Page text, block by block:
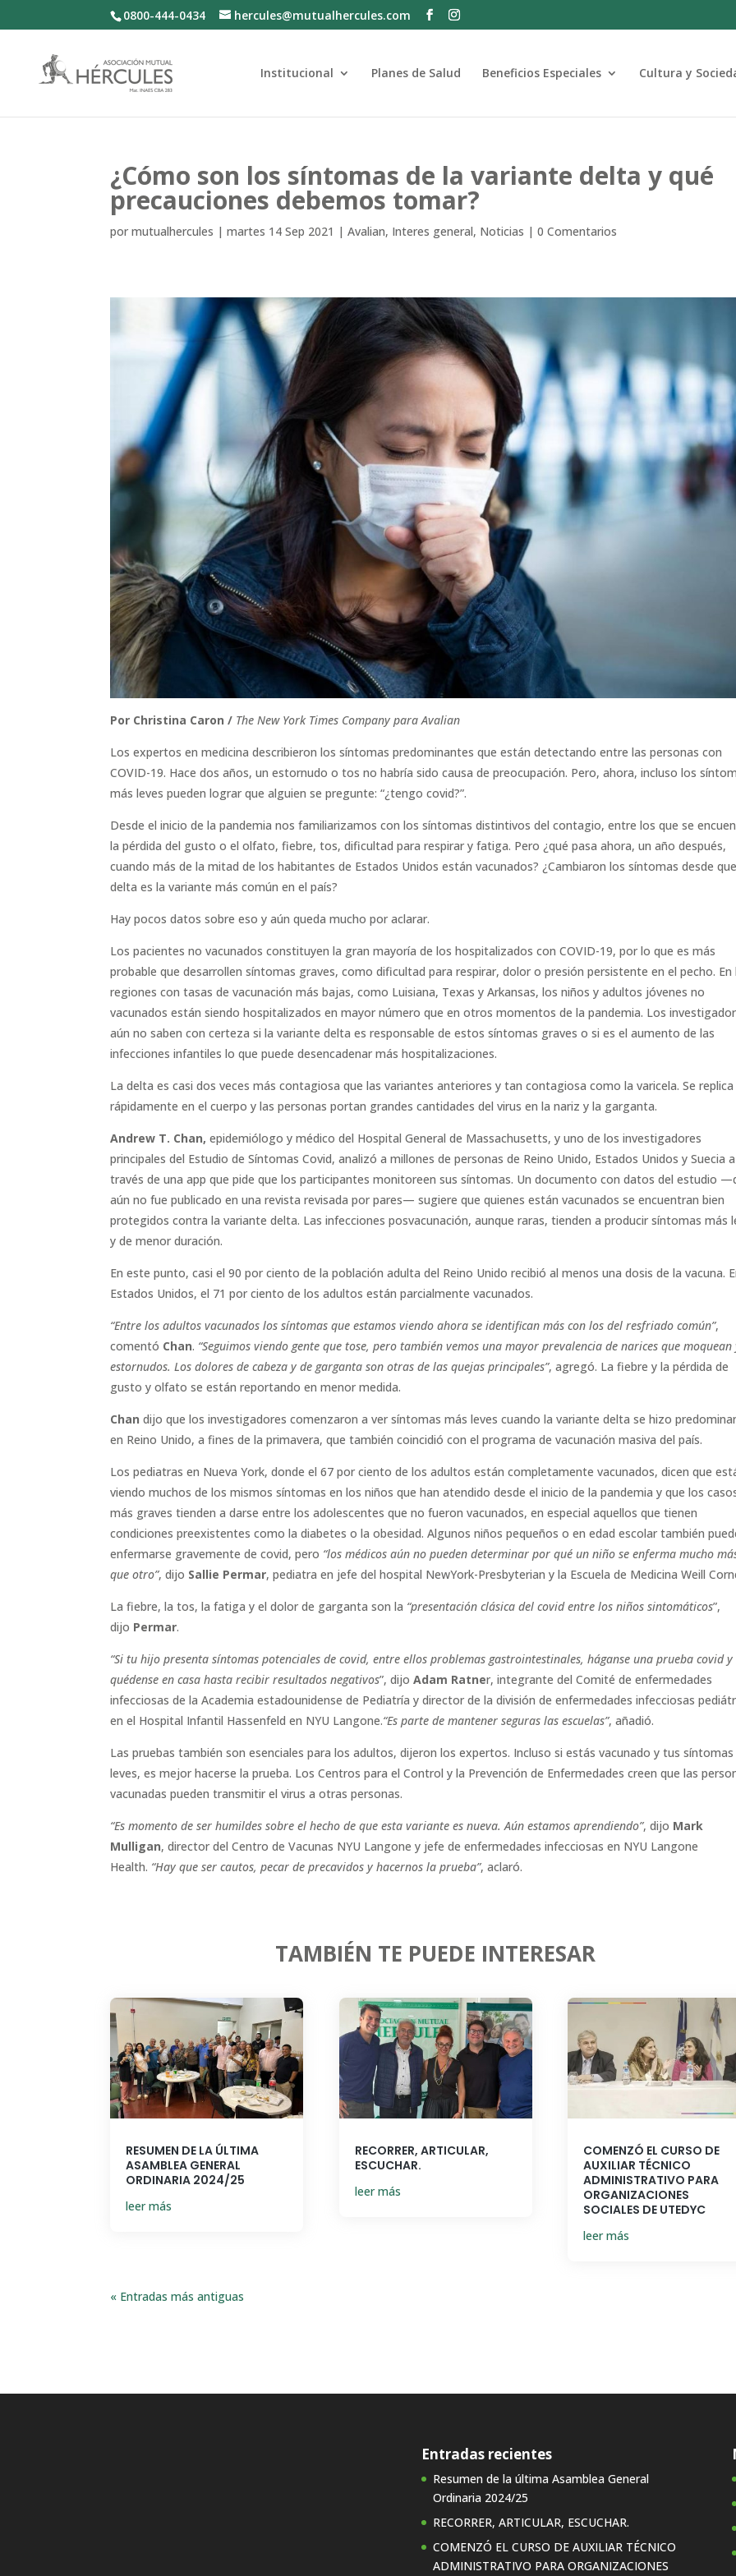
0800-444-0434 hercules@mutualhercules.com
Institucional Planes de Salud Beneficios Especiales Cultura y
¿Cómo son los síntomas de la variante delta y qué
precauciones debemos tomar?
pormutualhercules |martes 14 Sep 2021 |Avalian, Interes general, Noticias |0 Comentarios
Por Christina Caron / The New York Times Company para Avalian
Los expertos en medicina describieron los síntomas predominantes que están detectando entre las personas con
COVID-19. Hace dos años, un estornudo o tos no habría sido causa de preocupación. Pero, ahora, incluso los
más leves pueden lograr que alguien se pregunte: “¿tengo covid?”.
Desde el inicio de la pandemia nos familiarizamos con los síntomas distintivos del contagio, entre los que se
la pérdida del gusto o el olfato, fiebre, tos, dificultad para respirar y fatiga. Pero ¿qué pasa ahora, un año después,
cuando más de la mitad de los habitantes de Estados Unidos están vacunados? ¿Cambiaron los síntomas desde
delta es la variante más común en el país?
Hay pocos datos sobre eso y aún queda mucho por aclarar.
Los pacientes no vacunados constituyen la gran mayoría de los hospitalizados con COVID-19, por lo que es más
probable que desarrollen síntomas graves, como dificultad para respirar, dolor o presión persistente en el pecho. En
regiones con tasas de vacunación más bajas, como Luisiana, Texas y Arkansas, los niños y adultos jóvenes no
vacunados están siendo hospitalizados en mayor número que en otros momentos de la pandemia. Los
aún no saben con certeza si la variante delta es responsable de estos síntomas graves o si es el aumento de las
infecciones infantiles lo que puede desencadenar más hospitalizaciones.
La delta es casi dos veces más contagiosa que las variantes anteriores y tan contagiosa como la varicela. Se replica
rápidamente en el cuerpo y las personas portan grandes cantidades del virus en la nariz y la garganta.
Andrew T. Chan, epidemiólogo y médico del Hospital General de Massachusetts, y uno de los investigadores
principales del Estudio de Síntomas Covid, analizó a millones de personas de Reino Unido, Estados Unidos y Suecia a
través de una app que pide que los participantes monitoreen sus síntomas. Un documento con datos del estudio
aún no fue publicado en una revista revisada por pares— sugiere que quienes están vacunados se encuentran bien
protegidos contra la variante delta. Las infecciones posvacunación, aunque raras, tienden a producir síntomas más
y de menor duración.
En este punto, casi el 90 por ciento de la población adulta del Reino Unido recibió al menos una dosis de la vacuna.
Estados Unidos, el 71 por ciento de los adultos están parcialmente vacunados.
“Entre los adultos vacunados los síntomas que estamos viendo ahora se identifican más con los del resfriado común”,
comentó Chan. “Seguimos viendo gente que tose, pero también vemos una mayor prevalencia de narices que moquean
estornudos. Los dolores de cabeza y de garganta son otras de las quejas principales”, agregó. La fiebre y la pérdida de
gusto y olfato se están reportando en menor medida.
Chan dijo que los investigadores comenzaron a ver síntomas más leves cuando la variante delta se hizo
en Reino Unido, a fines de la primavera, que también coincidió con el programa de vacunación masiva del país.
Los pediatras en Nueva York, donde el 67 por ciento de los adultos están completamente vacunados, dicen que
viendo muchos de los mismos síntomas en los niños que han atendido desde el inicio de la pandemia y que los
más graves tienden a darse entre los adolescentes que no fueron vacunados, en especial aquellos que tienen
condiciones preexistentes como la diabetes o la obesidad. Algunos niños pequeños o en edad escolar también
enfermarse gravemente de covid, pero “los médicos aún no pueden determinar por qué un niño se enferma mucho
que otro”, dijo Sallie Permar, pediatra en jefe del hospital NewYork-Presbyterian y la Escuela de Medicina Weill
La fiebre, la tos, la fatiga y el dolor de garganta son la “presentación clásica del covid entre los niños sintomáticos”,
dijo Permar.
“Si tu hijo presenta síntomas potenciales de covid, entre ellos problemas gastrointestinales, háganse una prueba covid y
quédense en casa hasta recibir resultados negativos”, dijoAdam Ratner, integrante del Comité de enfermedades
infecciosas de la Academia estadounidense de Pediatría y director de la división de enfermedades infecciosas
en el Hospital Infantil Hassenfeld en NYU Langone.“Es parte de mantener seguras las escuelas”, añadió.
Las pruebas también son esenciales para los adultos, dijeron los expertos. Incluso si estás vacunado y tus síntomas
leves, es mejor hacerse la prueba. Los Centros para el Control y la Prevención de Enfermedades creen que las
vacunadas pueden transmitir el virus a otras personas.
“Es momento de ser humildes sobre el hecho de que esta variante es nueva. Aún estamos aprendiendo”, dijo Mark
Mulligan, director del Centro de Vacunas NYU Langone y jefe de enfermedades infecciosas en NYU Langone
Health. “Hay que ser cautos, pecar de precavidos y hacernos la prueba”, aclaró.
TAMBIÉN TE PUEDE INTERESAR
RESUMEN DE LA ÚLTIMA
ASAMBLEA GENERAL
ORDINARIA 2024/25
leer más
RECORRER, ARTICULAR,
ESCUCHAR.
leer más
COMENZÓ EL CURSO DE
AUXILIAR TÉCNICO
ADMINISTRATIVO PARA
ORGANIZACIONES
SOCIALES DE UTEDYC
leer más
« Entradas más antiguas
Entradas recientes
Resumen de la última Asamblea General
Ordinaria 2024/25
RECORRER, ARTICULAR, ESCUCHAR.
COMENZÓ EL CURSO DE AUXILIAR TÉCNICO
ADMINISTRATIVO PARA ORGANIZACIONES